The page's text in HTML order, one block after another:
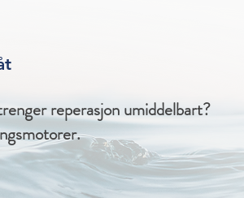
reperasjon umiddelbart?